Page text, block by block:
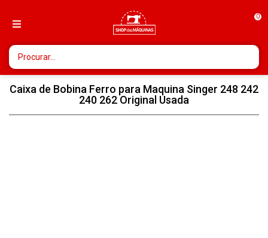
0
Caixa de Bobina Ferro para Maquina Singer 248 242
240 262 Original Usada